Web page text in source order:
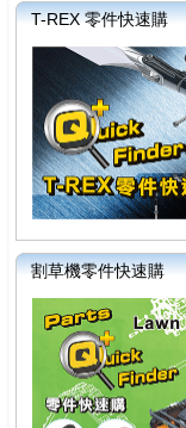
T-REX 零件快速購
割草機零件快速購